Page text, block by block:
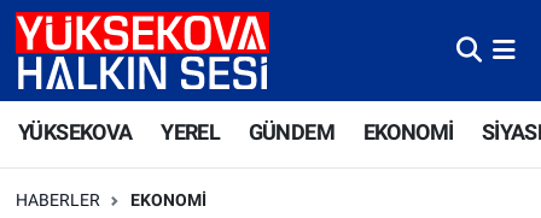
YÜKSEKOVA YEREL GÜNDEM EKONOMİ
HABERLER EKONOMI
Yüksekova Nöbetçi Eczaneler